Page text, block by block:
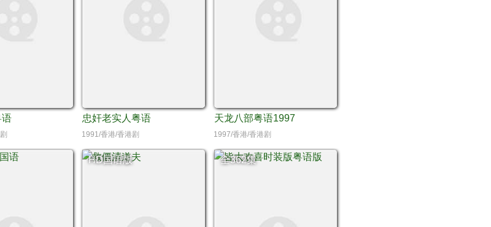
语 忠奸老实人粤语
1991/香港/香港剧
天龙八部粤语1997
1997/香港/香港剧
HD国语版 全362集